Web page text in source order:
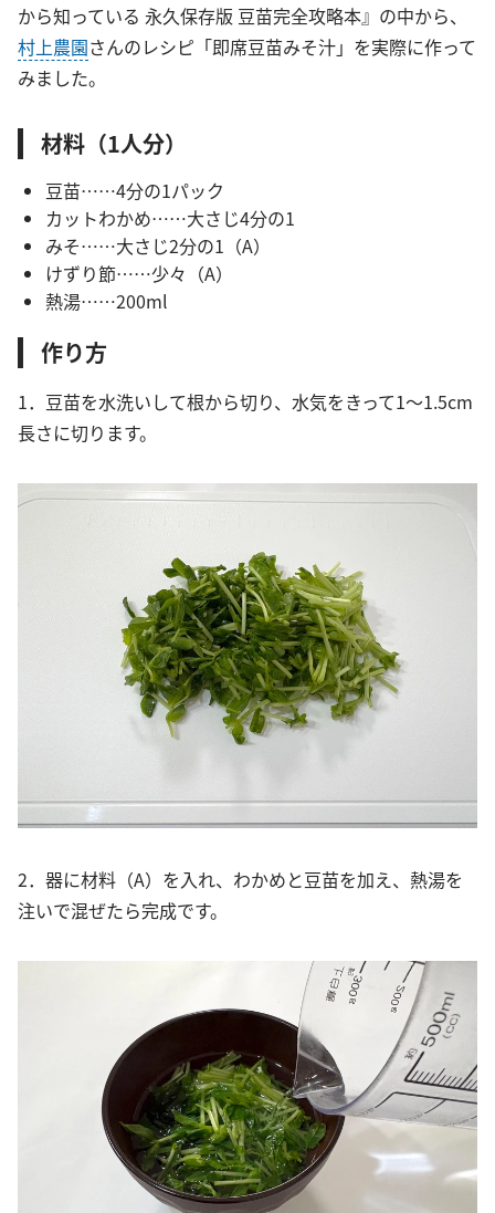
から知っている 永久保存版 豆苗完全攻略本』の中から、
村上農園さんのレシピ「即席豆苗みそ汁」を実際に作って
みました。
材料（1人分）
豆苗……4分の1パック
カットわかめ……大さじ4分の1
みそ……大さじ2分の1（A）
けずり節……少々（A）
熱湯……200ml
作り方
1．豆苗を水洗いして根から切り、水気をきって1～1.5cm
長さに切ります。
2．器に材料（A）を入れ、わかめと豆苗を加え、熱湯を
注いで混ぜたら完成です。